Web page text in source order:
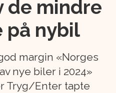
de mindre
på nybil
margin «Norges
nye biler i 2024»
Tryg/Enter tapte